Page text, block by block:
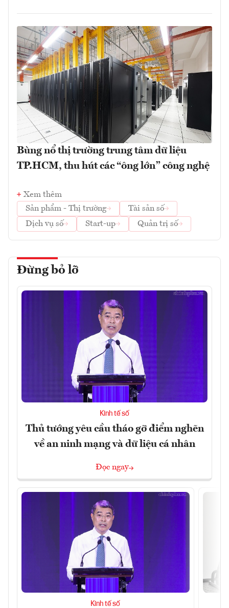
Bùng nổ thị trường trung tâm dữ liệu
TP.HCM, thu hút các “ông lớn” công nghệ
Xem thêm
Sản phẩm - Thị trường
Tài sản số
Dịch vụ số
Start-up Quản trị số
Đừng bỏ lỡ
Kinh tế số
Thủ tướng yêu cầu tháo gỡ điểm nghẽn
về an ninh mạng và dữ liệu cá nhân
Đọc ngay
Kinh tế số